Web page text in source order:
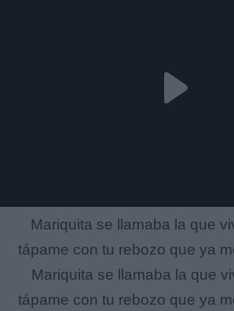
Mariquita se llamaba la que
tápame con tu rebozo que ya
Mariquita se llamaba la que
tápame con tu rebozo que ya